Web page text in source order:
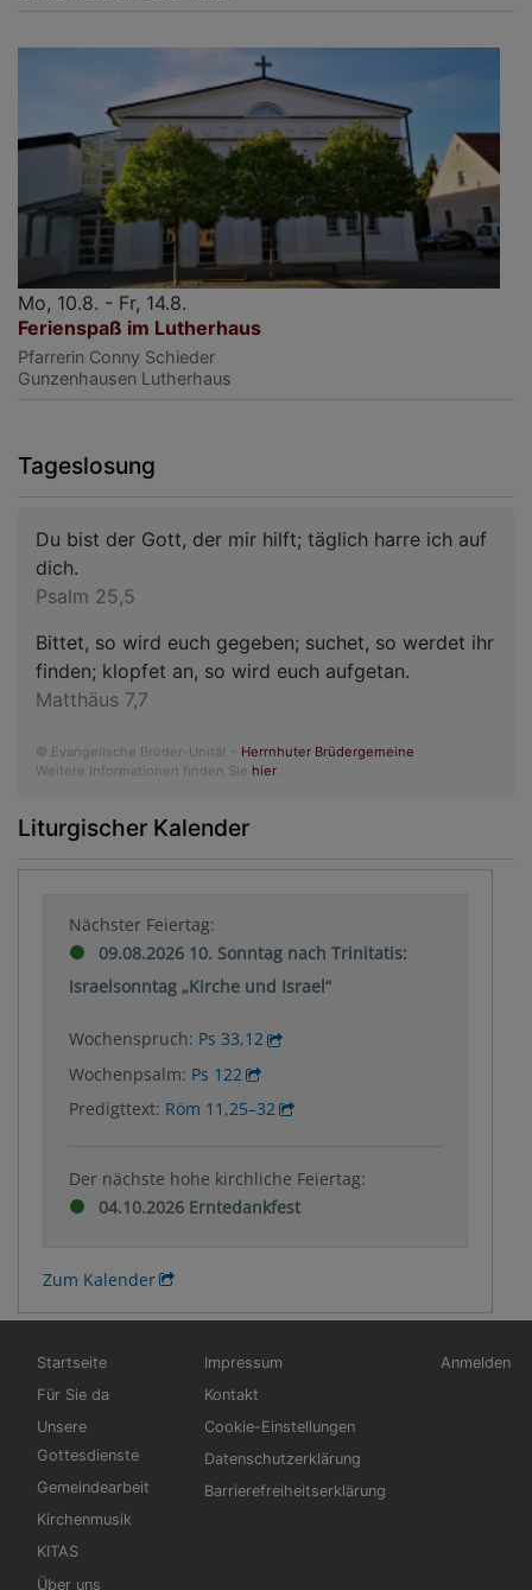
Mo, 10.8. - Fr, 14.8.
Ferienspaß im Lutherhaus
Pfarrerin Conny Schieder
Gunzenhausen Lutherhaus
Tageslosung
Du bist der Gott, der mir hilft; täglich harre ich auf
dich.
Psalm 25,5
Bittet, so wird euch gegeben; suchet, so werdet ihr
finden; klopfet an, so wird euch aufgetan.
Matthäus 7,7
© Evangelische Brüder-Unität – Herrnhuter Brüdergemeine
Weitere Informationen finden Sie hier .
Liturgischer Kalender
Nächster Feiertag:
09.08.2026 10. Sonntag nach Trinitatis:
Israelsonntag „Kirche und Israel“
Wochenspruch: Ps 33,12
Wochenpsalm: Ps 122
Predigttext: Röm 11,25–32
Der nächste hohe kirchliche Feiertag:
04.10.2026 Erntedankfest
Zum Kalender
Hauptnavigation
Startseite
Für Sie da
Unsere
Gottesdienste
Gemeindearbeit
Kirchenmusik
KITAS
Über uns
Fußbereichsmenü
Impressum
Kontakt
Cookie-Einstellungen
Datenschutzerklärung
Barrierefreiheitserklärung
Anmelden